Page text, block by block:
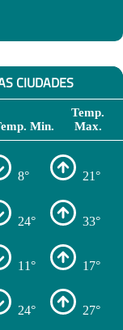
CIUDADES
Min.
Temp.
Max.
8° 21°
24° 33°
11° 17°
24° 27°